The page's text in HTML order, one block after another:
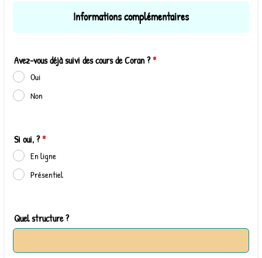
Informations complémentaires
Avez-vous déjà suivi des cours de Coran ?*
Oui
Non
Si oui, ?*
En ligne
Présentiel
Quel structure ?